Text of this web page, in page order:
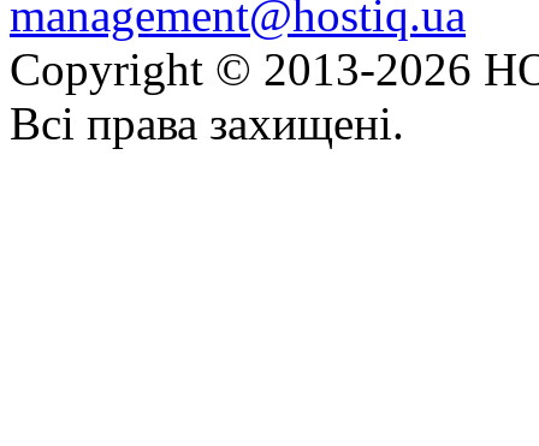
management@hostiq.ua
Copyright © 2013-2026
Всі права захищені.